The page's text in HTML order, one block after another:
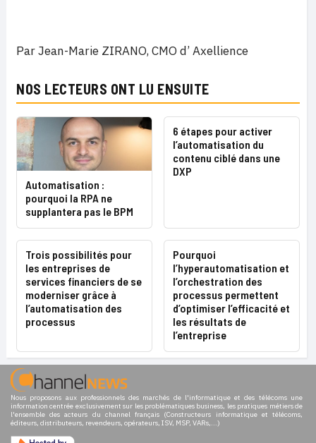
Par Jean-Marie ZIRANO, CMO d’ Axellience
NOS LECTEURS ONT LU ENSUITE
Automatisation :
pourquoi la RPA ne
supplantera pas le BPM
6 étapes pour activer
l’automatisation du
contenu ciblé dans une
DXP
Trois possibilités pour
les entreprises de
services financiers de se
moderniser grâce à
l’automatisation des
processus
Pourquoi
l’hyperautomatisation et
l’orchestration des
processus permettent
d’optimiser l’efficacité et
les résultats de
l’entreprise
Nous proposons aux professionnels des marchés de l'informatique et des télécoms une
information centrée exclusivement sur les problématiques business, les pratiques métiers de
l'ensemble des acteurs du channel français (Constructeurs informatique et télécoms,
éditeurs, distributeurs, revendeurs, opérateurs, ISV, MSP, VARs,...)